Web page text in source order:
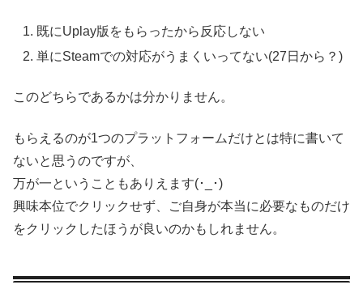
既にUplay版をもらったから反応しない
単にSteamでの対応がうまくいってない(27日から？)
このどちらであるかは分かりません。
もらえるのが1つのプラットフォームだけとは特に書いて
ないと思うのですが、
万が一ということもありえます(･_･)
興味本位でクリックせず、ご自身が本当に必要なものだけ
をクリックしたほうが良いのかもしれません。